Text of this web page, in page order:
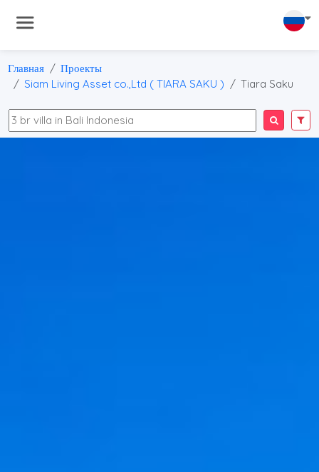
Главная
Проекты
Siam Living Asset co.,Ltd ( TIARA SAKU )
Tiara Saku